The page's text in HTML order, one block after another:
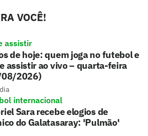
VOCÊ!
assistir
de hoje: quem joga no futebol e
assistir ao vivo – quarta-feira
2026)
internacional
Sara recebe elogios de
do Galatasaray: 'Pulmão'